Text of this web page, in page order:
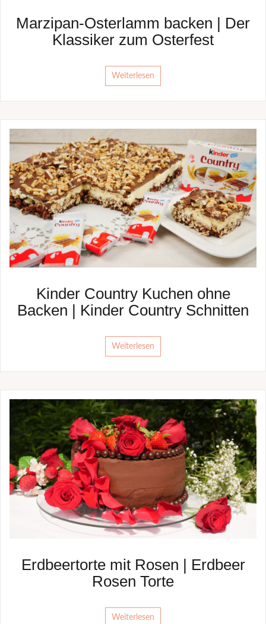
Marzipan-Osterlamm backen | Der
Klassiker zum Osterfest
Weiterlesen
Kinder Country Kuchen ohne
Backen | Kinder Country Schnitten
Weiterlesen
Erdbeertorte mit Rosen | Erdbeer
Rosen Torte
Weiterlesen